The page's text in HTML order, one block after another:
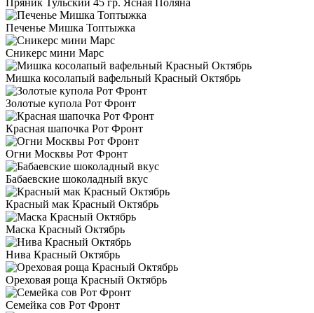
Пряник Тульский 45 гр. Ясная Поляна
Печенье Мишка Топтыжка
Сникерс мини Марс
Мишка косолапый вафельный Красный Октябрь
Золотые купола Рот Фронт
Красная шапочка Рот Фронт
Огни Москвы Рот Фронт
Бабаевские шоколадный вкус
Красный мак Красный Октябрь
Маска Красный Октябрь
Нива Красный Октябрь
Ореховая роща Красный Октябрь
Семейка сов Рот Фронт